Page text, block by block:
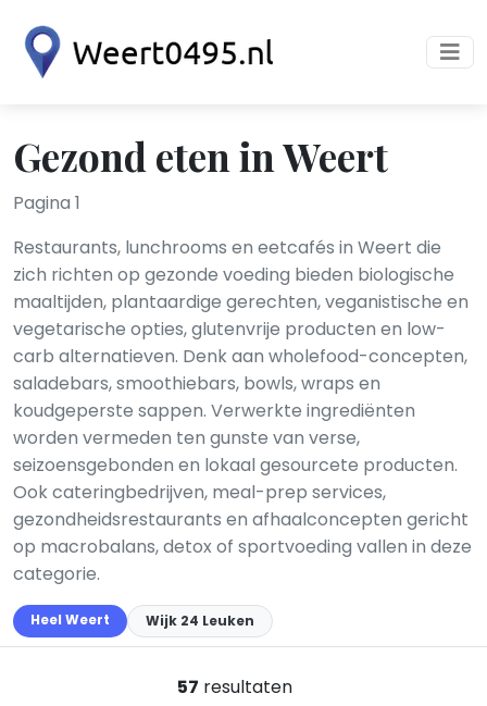
Gezond eten in Weert
Pagina 1
Restaurants, lunchrooms en eetcafés in Weert die
zich richten op gezonde voeding bieden biologische
maaltijden, plantaardige gerechten, veganistische en
vegetarische opties, glutenvrije producten en low-
carb alternatieven. Denk aan wholefood-concepten,
saladebars, smoothiebars, bowls, wraps en
koudgeperste sappen. Verwerkte ingrediënten
worden vermeden ten gunste van verse,
seizoensgebonden en lokaal gesourcete producten.
Ook cateringbedrijven, meal-prep services,
gezondheidsrestaurants en afhaalconcepten gericht
op macrobalans, detox of sportvoeding vallen in deze
categorie.
Heel Weert Wijk 24 Leuken
57 resultaten